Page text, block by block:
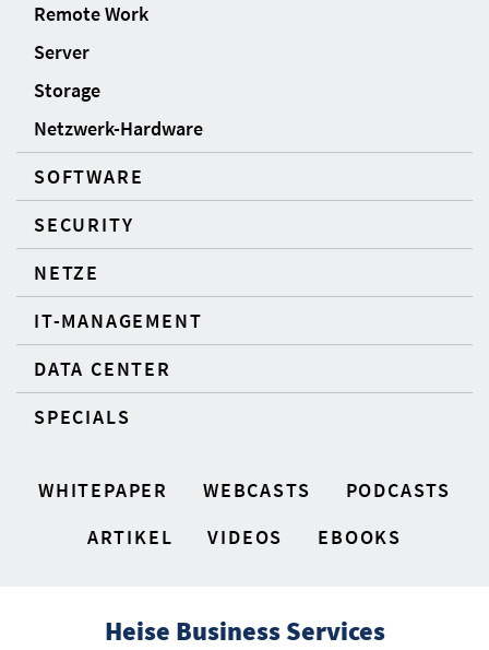
Remote Work
Server
Storage
Netzwerk-Hardware
SOFTWARE
SECURITY
NETZE
IT-MANAGEMENT
DATA CENTER
SPECIALS
WHITEPAPER WEBCASTS
PODCASTS
ARTIKEL
VIDEOS EBOOKS
Heise Business Services